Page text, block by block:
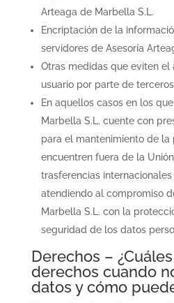
Arteaga de Marbella S.L.
Encriptación de la
servidores de Asesoría
Otras medidas que eviten
usuario por parte de
En aquellos casos en los
Marbella S.L. cuente con
para el mantenimiento de
encuentren fuera de la
trasferencias
atendiendo al compromiso
Marbella S.L. con la
seguridad de los datos
Derechos –
derechos cuando
datos y cómo